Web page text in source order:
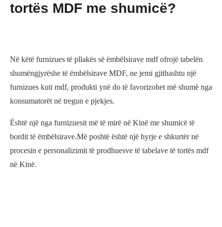
tortës MDF me shumicë?
Në këtë furnizues të pllakës së ëmbëlsirave mdf ofrojë tabelën
shumëngjyrëshe të ëmbëlsirave MDF, ne jemi gjithashtu një
furnizues kuti mdf, produkti ynë do të favorizohet më shumë nga
konsumatorët në tregun e pjekjes.
Është një nga furnizuesit më të mirë në Kinë me shumicë të
bordit të ëmbëlsirave.Më poshtë është një hyrje e shkurtër në
procesin e personalizimit të prodhuesve të tabelave të tortës mdf
në Kinë.